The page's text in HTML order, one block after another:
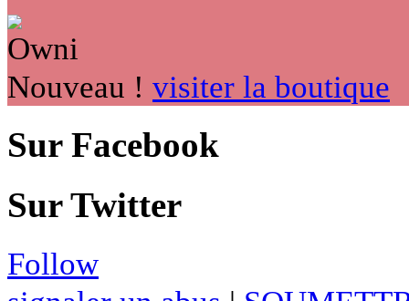
Nouveau ! visiter la boutique
Sur Facebook
Sur Twitter
Follow